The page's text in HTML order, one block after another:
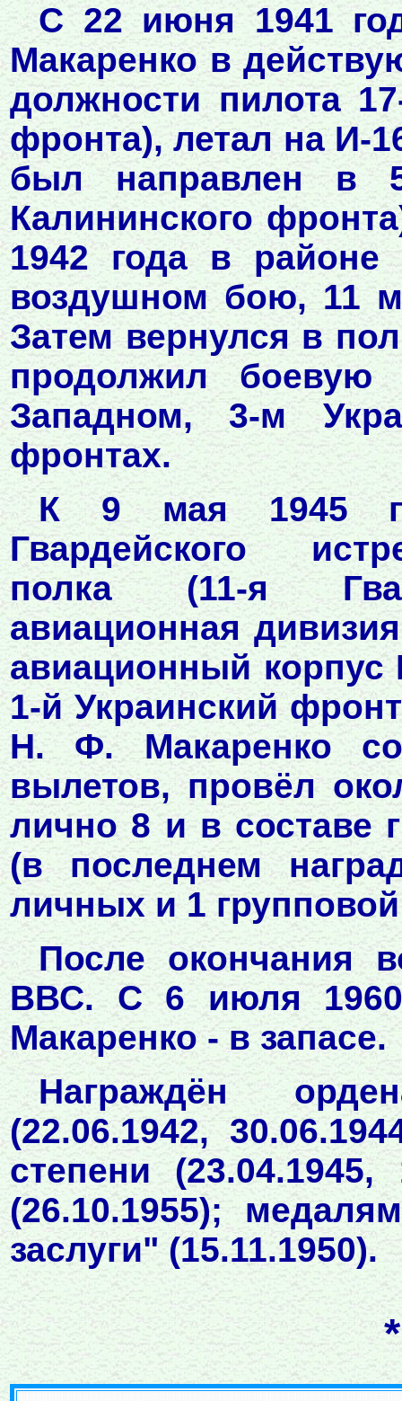
С 22 июня 1941
Макаренко в
должности пилота
фронта), летал на И-
был направлен в
Калининского
1942 года в
воздушном бою, 11
Затем вернулся в
продолжил
Западном, 3-м
фронтах.
К 9 мая 1945
Гвардейского
полка (11-я
авиационная
авиационный
1-й Украинский
Н. Ф. Макаренко
вылетов, провёл
лично 8 и в составе
(в последнем
личных и 1
После окончания
ВВС. С 6 июля
Макаренко - в запасе.
Награждён
(22.06.1942,
степени
(26.10.1955);
заслуги" (15.11.1950).